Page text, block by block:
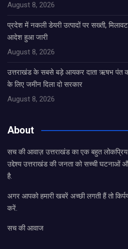
August 8, 2026
प्रदेश में नकली डेयरी उत्पादों पर सख्ती,
आदेश हुआ जारी
August 8, 2026
उत्तराखंड के सबसे बड़े आयकर दाता ऋषभ पंत
के लिए जमीन दिला दो सरकार
August 8, 2026
About
सच की आवाज़ उत्तराखंड का एक बहुत लोकप्रिय
उद्देश्य उत्तराखंड की जनता को सच्ची घटनाओं
है.
अगर आपको हमारी खबरें अच्छी लगती हैं तो
करें.
सच की आवाज